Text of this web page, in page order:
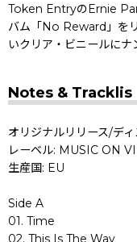
Token EntryのErnie
バム「No Reward」を
いクリア・ビニールにナ
Notes & Tracklis
オリジナルリリース/デ
レーベル: MUSIC ON
生産国: EU
Side A
01. Time
02. This Is The Way